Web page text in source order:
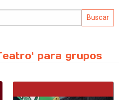
para grupos